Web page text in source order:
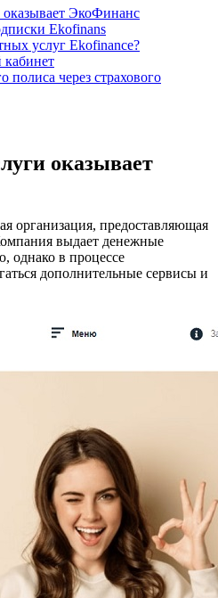
ЭкоФинанс
Ekofinans
услуг Ekofinance?
кабинет
полиса через страхового
оказывает
организация, предоставляющая
выдает денежные
однако в процессе
дополнительные сервисы и